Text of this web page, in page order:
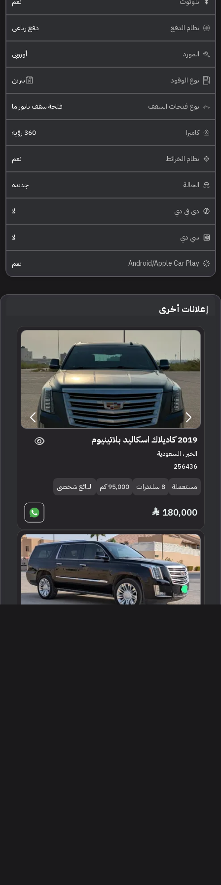
نظام الدفع دفع رباعي
المورد أوروبي
نوع الوقود بنزين
نوع فتحات السقف فتحة سقف بانوراما
كاميرا 360 رؤية
نظام الخرائط نعم
الحالة جديدة
دي في دي لا
سي دي لا
Android/Apple Car Play نعم
إعلانات أخرى
2019 كاديلاك اسكاليد بلاتينيوم
الخبر ، السعودية
256436
مستعملة 8 سلندرات 95,000 كم البائع شخصي
180,000